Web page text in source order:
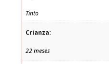
Tinto
Crianza:
22 meses